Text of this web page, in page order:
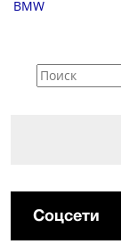
BMW
Соцсети